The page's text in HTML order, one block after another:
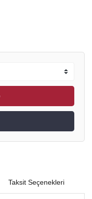
Taksit Seçenekleri